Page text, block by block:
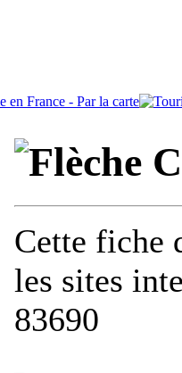
Cette fiche
les sites
83690